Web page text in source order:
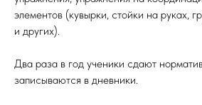
элементов (кувырки, стойки на руках,
и других).
Два раза в год ученики сдают
записываются в дневники.